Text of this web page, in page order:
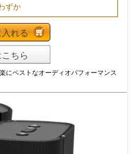
ずか
れる
ちら
にベストなオーディオパフォーマンス